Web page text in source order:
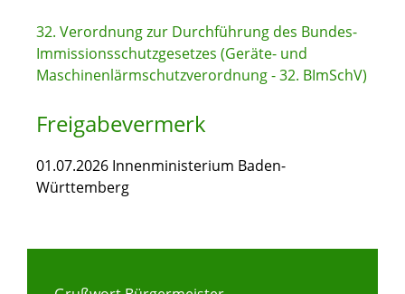
32. Verordnung zur Durchführung des Bundes-
Immissionsschutzgesetzes (Geräte- und
Maschinenlärmschutzverordnung - 32. BImSchV)
Freigabevermerk
01.07.2026 Innenministerium Baden-
Württemberg